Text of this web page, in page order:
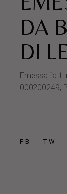
DA
DI
Emessa fatt.
000200249,
FB TW